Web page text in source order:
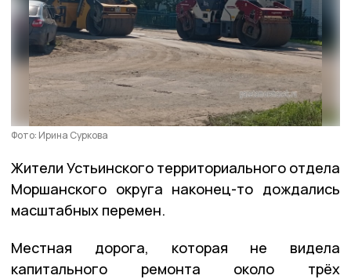
Фото: Ирина Суркова
Жители Устьинского территориального отдела
Моршанского округа наконец-то дождались
масштабных перемен.
Местная дорога, которая не видела
капитального ремонта около трёх